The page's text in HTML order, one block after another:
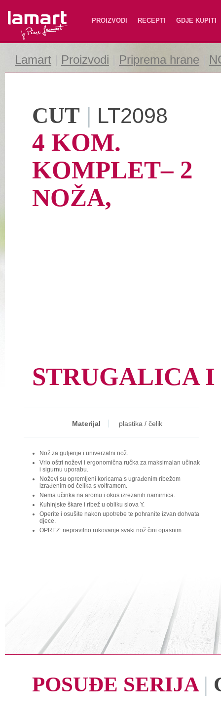
Lamart PROIZVODI RECEPTI GDJE KUPITI
Lamart Proizvodi Priprema hrane
CUT | LT2098
4 KOM.
KOMPLET– 2
NOŽA,
STRUGALICA I
Materijal plastika / čelik
Nož za guljenje i univerzalni nož.
Vrlo oštri noževi i ergonomična ručka za maksimalan učinak
i sigurnu uporabu.
Noževi su opremljeni koricama s ugrađenim ribežom
izrađenim od čelika s volframom.
Nema učinka na aromu i okus izrezanih namirnica.
Kuhinjske škare i ribež u obliku slova Y.
Operite i osušite nakon upotrebe te pohranite izvan dohvata
djece.
OPREZ: nepravilno rukovanje svaki nož čini opasnim.
POSUĐE SERIJA |